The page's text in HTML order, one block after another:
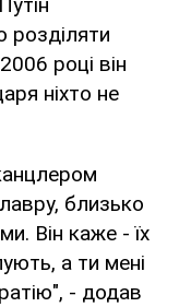
розділяти
році він
ніхто не
близько
Він каже - їх
а ти мені
- додав